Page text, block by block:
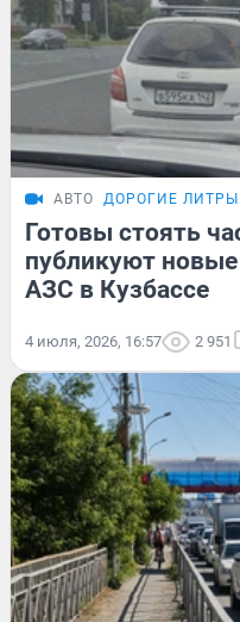
АВТО ДОРОГИЕ ЛИТРЫ
Готовы стоять
публикуют
АЗС в Кузбассе
4 июля, 2026, 16:57 2 951